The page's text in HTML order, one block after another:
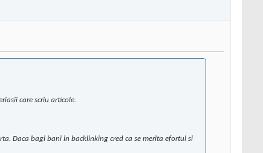
care scriu articole.
Daca bagi bani in backlinking cred ca se merita efortul si